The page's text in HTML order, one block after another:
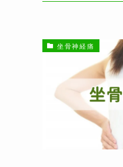
坐骨神経痛